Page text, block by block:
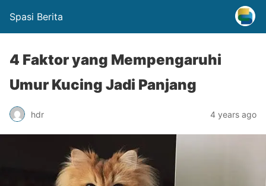
Spasi Berita
4 Faktor yang Mempengaruhi
Umur Kucing Jadi Panjang
hdr 4 years ago